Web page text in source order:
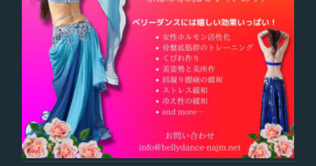
Najm Dancersのチャレンジ
来年1月、年明け早々【Oriental Stars Festival vol.6】開催です。わたし
は主催として運営に携わっていますが、今回はBellydance Najmのメン
バー3人がコンペティションに、久留米クラスのメンバーを含めた9名…